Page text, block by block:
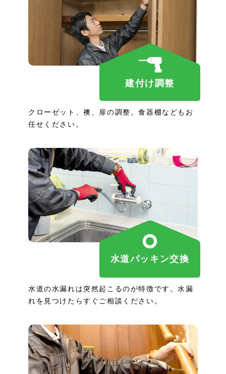
建付け調整
クローゼット、襖、扉の調整。食器棚などもお
任せください。
水道パッキン交換
水道の水漏れは突然起こるのが特徴です。水漏
れを見つけたらすぐご相談ください。